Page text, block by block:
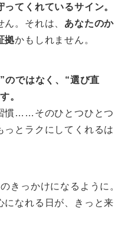
てくれているサイン。
。それは、 あなたのか
拠かもしれません。
のではなく、“選び直
。
慣……そのひとつひとつ
っとラクにしてくれるは
きっかけになるように。
になれる日が、きっと来